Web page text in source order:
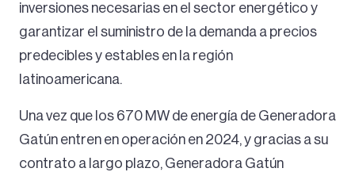
inversiones necesarias en el sector energético y
garantizar el suministro de la demanda a precios
predecibles y estables en la región
latinoamericana.
Una vez que los 670 MW de energía de Generadora
Gatún entren en operación en 2024, y gracias a su
contrato a largo plazo, Generadora Gatún